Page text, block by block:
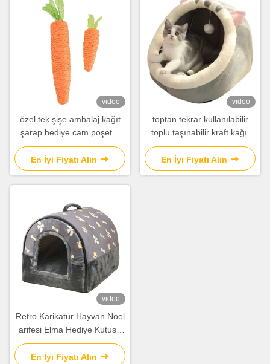
video
özel tek şişe ambalaj kağıt
şarap hediye cam poşet 2
şişe siyah şarap taşıma
çantaları
En İyi Fiyatı Alın
video
toptan tekrar kullanılabilir
toplu taşınabilir kraft kağıt
şarap torbası şarap şişeleri
için
En İyi Fiyatı Alın
video
Retro Karikatür Hayvan Noel
arifesi Elma Hediye Kutusu
Noel Hediye Küçük Hediye
Ornament Tote Bag Paket
En İyi Fiyatı Alın